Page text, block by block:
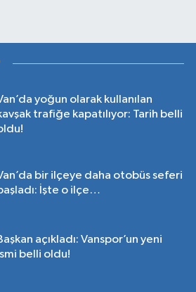
yoğun olarak kullanılan
trafiğe kapatılıyor: Tarih belli
bir ilçeye daha otobüs seferi
İşte o ilçe…
açıkladı: Vanspor’un yeni
belli oldu!